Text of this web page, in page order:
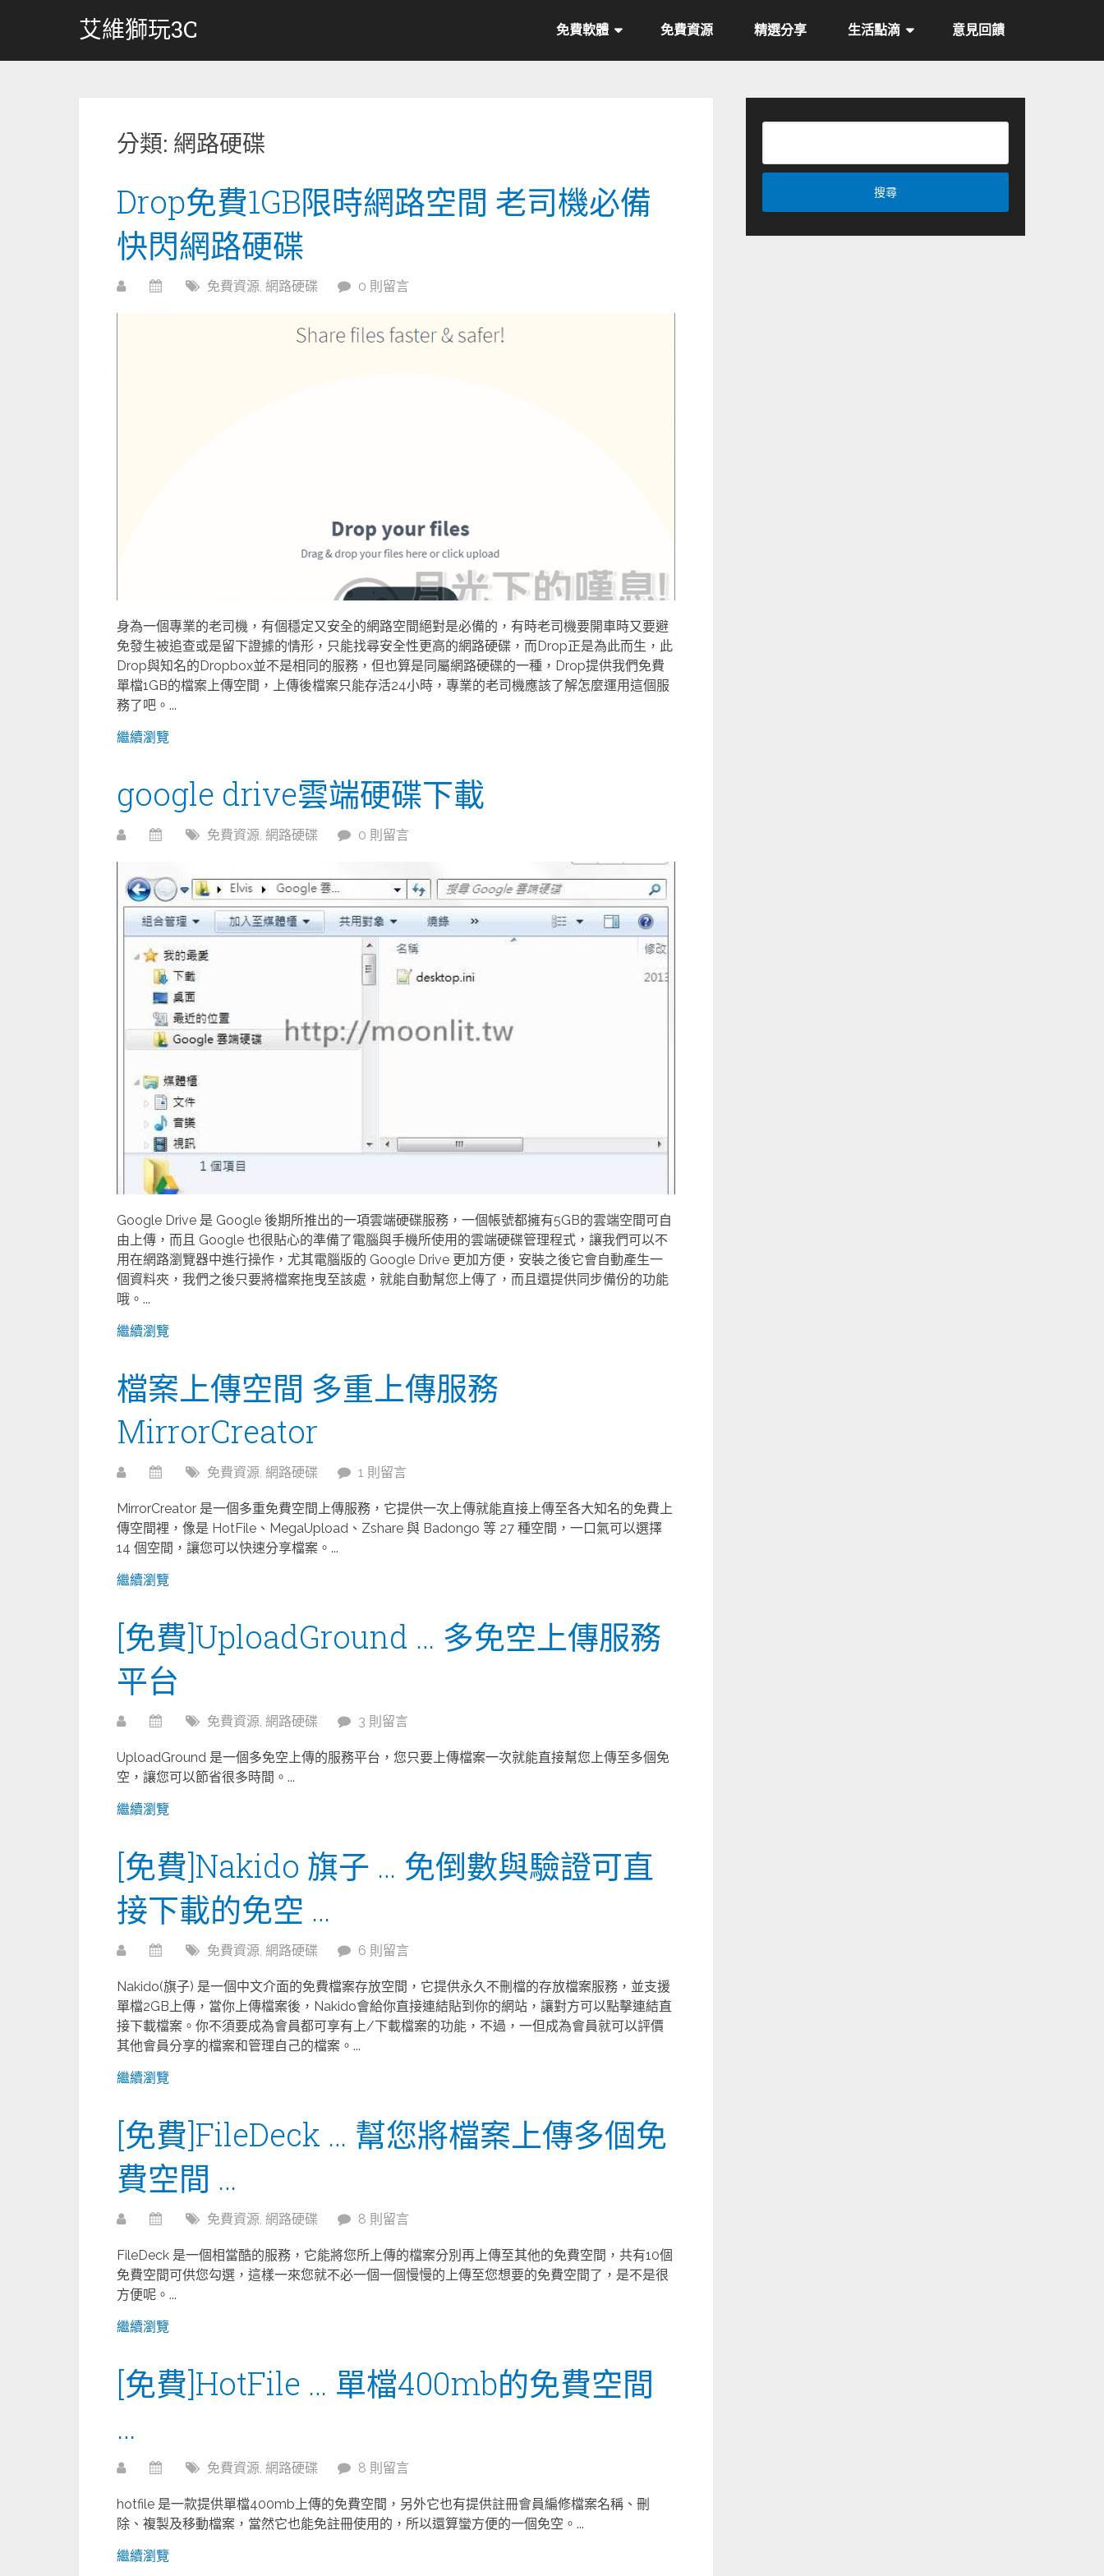
艾維獅玩3C 免費軟體 免費資源 精選分享 生活點滴 意見回饋
分類: 網路硬碟
Drop免費1GB限時網路空間 老司機必備
快閃網路硬碟
免費資源, 網路硬碟 0 則留言
身為一個專業的老司機，有個穩定又安全的網路空間絕對是必備的，有時老司機要開車時又要避
免發生被追查或是留下證據的情形，只能找尋安全性更高的網路硬碟，而Drop正是為此而生，此
Drop與知名的Dropbox並不是相同的服務，但也算是同屬網路硬碟的一種，Drop提供我們免費
單檔1GB的檔案上傳空間，上傳後檔案只能存活24小時，專業的老司機應該了解怎麼運用這個服
務了吧。...
繼續瀏覽
google drive雲端硬碟下載
免費資源, 網路硬碟 0 則留言
Google Drive 是 Google 後期所推出的一項雲端硬碟服務，一個帳號都擁有5GB的雲端空間可自
由上傳，而且 Google 也很貼心的準備了電腦與手機所使用的雲端硬碟管理程式，讓我們可以不
用在網路瀏覽器中進行操作，尤其電腦版的 Google Drive 更加方便，安裝之後它會自動產生一
個資料夾，我們之後只要將檔案拖曳至該處，就能自動幫您上傳了，而且還提供同步備份的功能
哦。...
繼續瀏覽
檔案上傳空間 多重上傳服務
MirrorCreator
免費資源 網路硬碟 1 則留言
MirrorCreator 是一個多重免費空間上傳服務，它提供一次上傳就能直接上傳至各大知名的免費上
傳空間裡，像是 HotFile、MegaUpload、Zshare 與 Badongo 等 27 種空間，一口氣可以選擇
14 個空間，讓您可以快速分享檔案。...
繼續瀏覽
[免費]UploadGround … 多免空上傳服務
平台
免費資源 網路硬碟 3 則留言
UploadGround 是一個多免空上傳的服務平台，您只要上傳檔案一次就能直接幫您上傳至多個免
空，讓您可以節省很多時間。...
繼續瀏覽
[免費]Nakido 旗子 … 免倒數與驗證可直
接下載的免空 …
免費資源 網路硬碟 6 則留言
Nakido(旗子) 是一個中文介面的免費檔案存放空間，它提供永久不刪檔的存放檔案服務，並支援
單檔2GB上傳，當你上傳檔案後，Nakido會給你直接連結貼到你的網站，讓對方可以點擊連結直
接下載檔案。你不須要成為會員都可享有上/下載檔案的功能，不過，一但成為會員就可以評價
其他會員分享的檔案和管理自己的檔案。...
繼續瀏覽
[免費]FileDeck … 幫您將檔案上傳多個免
費空間 …
免費資源 網路硬碟 8 則留言
FileDeck 是一個相當酷的服務，它能將您所上傳的檔案分別再上傳至其他的免費空間，共有10個
免費空間可供您勾選，這樣一來您就不必一個一個慢慢的上傳至您想要的免費空間了，是不是很
方便呢。...
繼續瀏覽
[免費]HotFile … 單檔400mb的免費空間
…
免費資源 網路硬碟 8 則留言
hotfile 是一款提供單檔400mb上傳的免費空間，另外它也有提供註冊會員編修檔案名稱、刪
除、複製及移動檔案，當然它也能免註冊使用的，所以還算蠻方便的一個免空。...
繼續瀏覽